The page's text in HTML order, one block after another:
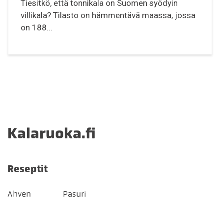
Tiesitkö, että tonnikala on Suomen syödyin
villikala? Tilasto on hämmentävä maassa, jossa
on 188...
Kalaruoka.fi
Reseptit
Ahven
Pasuri